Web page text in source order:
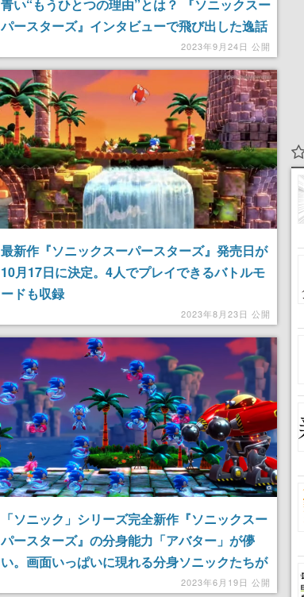
青い“もうひとつの理由”とは？ 『ソニックスー
パースターズ』インタビューで飛び出した逸話
2023年9月24日 公開
最新作『ソニックスーパースターズ』発売日が
10月17日に決定。4人でプレイできるバトルモ
ードも収録
2023年8月23日 公開
「ソニック」シリーズ完全新作『ソニックスー
パースターズ』の分身能力「アバター」が儚
い。画面いっぱいに現れる分身ソニックたちが
“捨て身” となり、敵に当たって続々と消えてい
2023年6月19日 公開